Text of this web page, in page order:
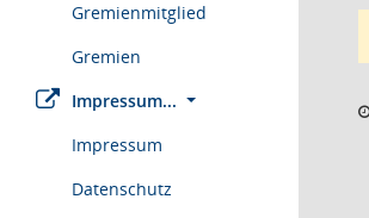
Gremienmitglied
Gremien
Impressum...
Impressum
Datenschutz